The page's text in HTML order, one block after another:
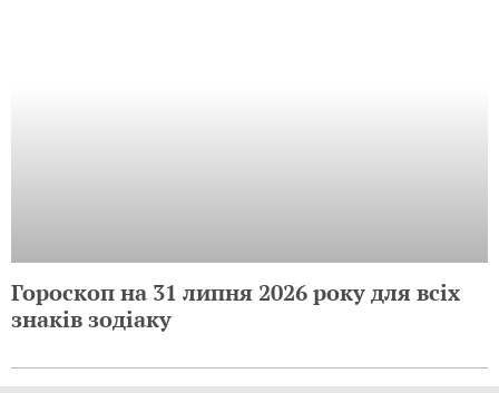
Гороскоп на 31 липня 2026 року для всіх